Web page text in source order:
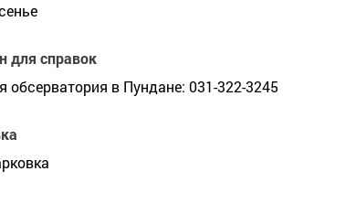
для справок
обсерватория в Пундане: 031-322-3245